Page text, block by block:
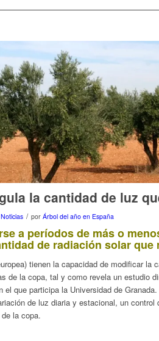
la cantidad de luz
Noticias / por Árbol del año en España
a períodos de más o
de radiación solar que
) tienen la capacidad de modificar la
de la copa, tal y como revela un estudio
el que participa la Universidad de
de luz diaria y estacional, un
la copa.